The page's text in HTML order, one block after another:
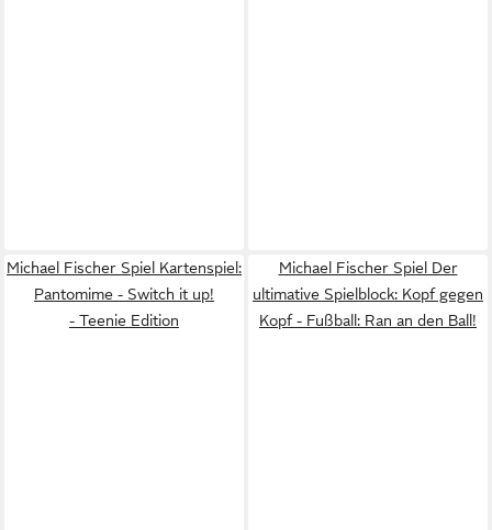
Michael Fischer Spiel Kartenspiel:
Pantomime - Switch it up!
- Teenie Edition
Michael Fischer Spiel Der
ultimative Spielblock: Kopf gegen
Kopf - Fußball: Ran an den Ball!